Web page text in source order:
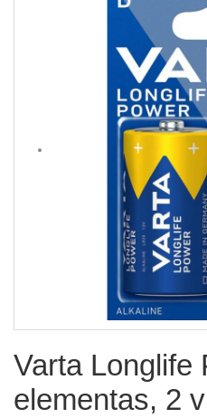
Varta Longlife
elementas, 2